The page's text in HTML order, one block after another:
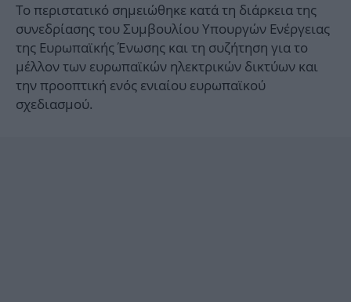
Το περιστατικό σημειώθηκε κατά τη διάρκεια της
συνεδρίασης του Συμβουλίου Υπουργών Ενέργειας
της Ευρωπαϊκής Ένωσης και τη συζήτηση για το
μέλλον των ευρωπαϊκών ηλεκτρικών δικτύων και
την προοπτική ενός ενιαίου ευρωπαϊκού
σχεδιασμού.